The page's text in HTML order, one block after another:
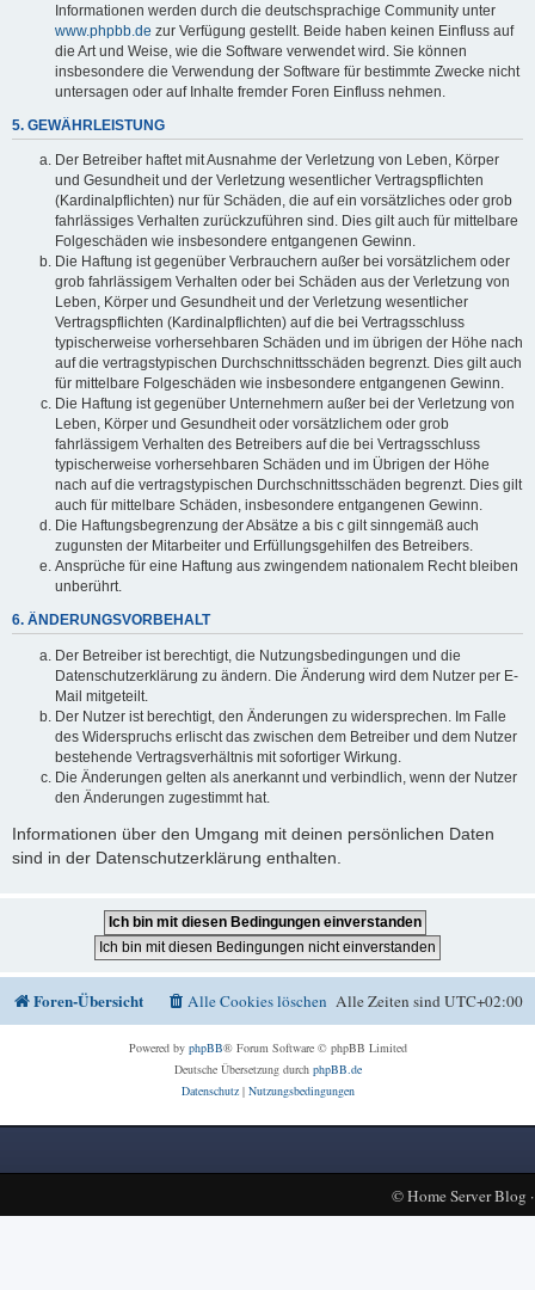
Informationen werden durch die deutschsprachige Community unter
www.phpbb.de zur Verfügung gestellt. Beide haben keinen Einfluss auf
die Art und Weise, wie die Software verwendet wird. Sie können
insbesondere die Verwendung der Software für bestimmte Zwecke nicht
untersagen oder auf Inhalte fremder Foren Einfluss nehmen.
5. GEWÄHRLEISTUNG
Der Betreiber haftet mit Ausnahme der Verletzung von Leben, Körper
und Gesundheit und der Verletzung wesentlicher Vertragspflichten
(Kardinalpflichten) nur für Schäden, die auf ein vorsätzliches oder grob
fahrlässiges Verhalten zurückzuführen sind. Dies gilt auch für mittelbare
Folgeschäden wie insbesondere entgangenen Gewinn.
Die Haftung ist gegenüber Verbrauchern außer bei vorsätzlichem oder
grob fahrlässigem Verhalten oder bei Schäden aus der Verletzung von
Leben, Körper und Gesundheit und der Verletzung wesentlicher
Vertragspflichten (Kardinalpflichten) auf die bei Vertragsschluss
typischerweise vorhersehbaren Schäden und im übrigen der Höhe nach
auf die vertragstypischen Durchschnittsschäden begrenzt. Dies gilt auch
für mittelbare Folgeschäden wie insbesondere entgangenen Gewinn.
Die Haftung ist gegenüber Unternehmern außer bei der Verletzung von
Leben, Körper und Gesundheit oder vorsätzlichem oder grob
fahrlässigem Verhalten des Betreibers auf die bei Vertragsschluss
typischerweise vorhersehbaren Schäden und im Übrigen der Höhe
nach auf die vertragstypischen Durchschnittsschäden begrenzt. Dies gilt
auch für mittelbare Schäden, insbesondere entgangenen Gewinn.
Die Haftungsbegrenzung der Absätze a bis c gilt sinngemäß auch
zugunsten der Mitarbeiter und Erfüllungsgehilfen des Betreibers.
Ansprüche für eine Haftung aus zwingendem nationalem Recht bleiben
unberührt.
6. ÄNDERUNGSVORBEHALT
Der Betreiber ist berechtigt, die Nutzungsbedingungen und die
Datenschutzerklärung zu ändern. Die Änderung wird dem Nutzer per E-
Mail mitgeteilt.
Der Nutzer ist berechtigt, den Änderungen zu widersprechen. Im Falle
des Widerspruchs erlischt das zwischen dem Betreiber und dem Nutzer
bestehende Vertragsverhältnis mit sofortiger Wirkung.
Die Änderungen gelten als anerkannt und verbindlich, wenn der Nutzer
den Änderungen zugestimmt hat.
Informationen über den Umgang mit deinen persönlichen Daten
sind in der Datenschutzerklärung enthalten.
Foren-Übersicht Alle Zeiten sindUTC+02:00
Alle Cookies löschen
Powered by phpBB® Forum Software © phpBB Limited
Deutsche Übersetzung durch phpBB.de
Datenschutz| Nutzungsbedingungen
©Home Server Blog